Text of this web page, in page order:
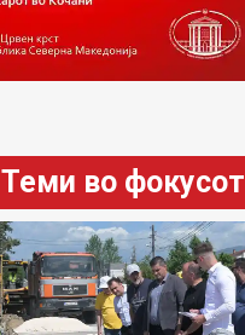
Теми во фокусот